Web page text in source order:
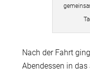
Nach der Fahrt
Abendessen in